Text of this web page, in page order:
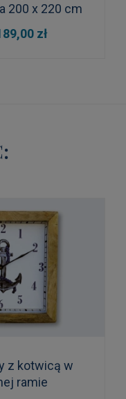
200 x 220 cm
zł
z kotwicą w
ramie